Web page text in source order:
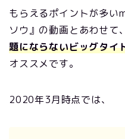
もらえるポイントが多
ソウ』の動画とあわせて
題にならないビッグタイ
オススメです。
2020年3月時点では、